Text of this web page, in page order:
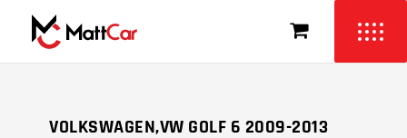
VOLKSWAGEN,VW GOLF 6 2009-2013